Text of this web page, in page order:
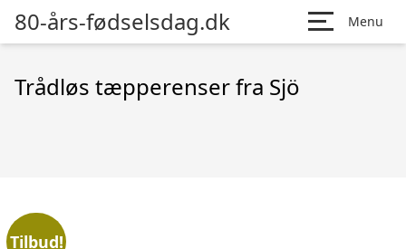
80-års-fødselsdag.dk Menu
Trådløs tæpperenser fra Sjö
Tilbud!